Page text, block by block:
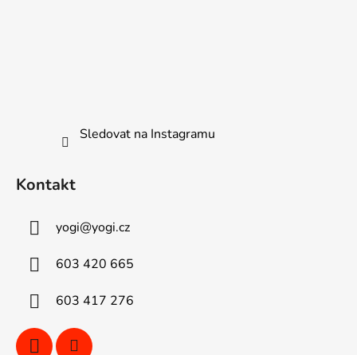
Sledovat na Instagramu
Kontakt
yogi@yogi.cz
603 420 665
603 417 276